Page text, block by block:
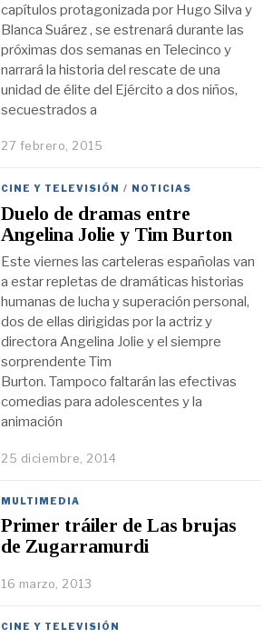
capítulos protagonizada por Hugo Silva y
Blanca Suárez , se estrenará durante las
próximas dos semanas en Telecinco y
narrará la historia del rescate de una
unidad de élite del Ejército a dos niños,
secuestrados a
27 febrero, 2015
CINE Y TELEVISIÓN / NOTICIAS
Duelo de dramas entre
Angelina Jolie y Tim Burton
Este viernes las carteleras españolas van
a estar repletas de dramáticas historias
humanas de lucha y superación personal,
dos de ellas dirigidas por la actriz y
directora Angelina Jolie y el siempre
sorprendente Tim
Burton. Tampoco faltarán las efectivas
comedias para adolescentes y la
animación
25 diciembre, 2014
MULTIMEDIA
Primer tráiler de Las brujas
de Zugarramurdi
16 marzo, 2013
CINE Y TELEVISIÓN